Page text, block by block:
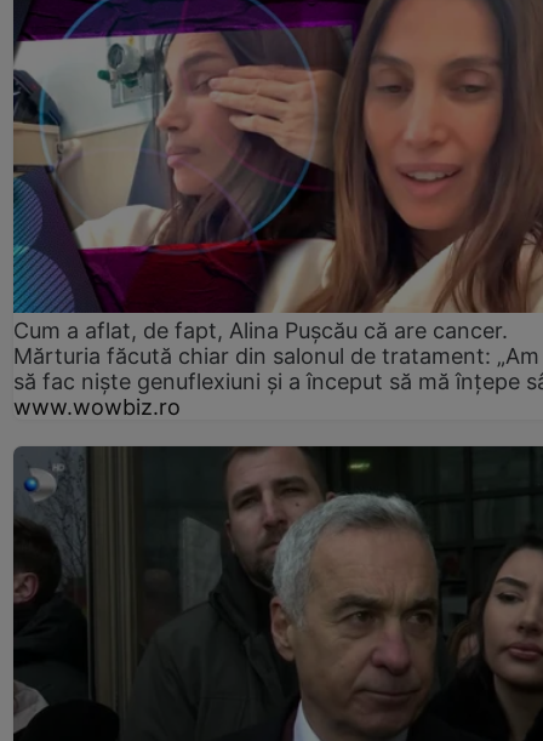
Cum a aflat, de fapt, Alina Pușcău că are cancer.
Mărturia făcută chiar din salonul de tratament:
să fac niște genuflexiuni și a început să mă înțepe
www.wowbiz.ro